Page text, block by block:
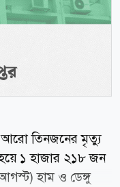
আরো তিনজনের মৃত্যু
১ হাজার ২১৮ জন
হাম ও ডেঙ্গু